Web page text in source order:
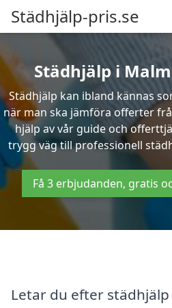
Städhjälp-pris.se
Städhjälp i
Städhjälp kan ibland kännas
när man ska jämföra offerter
hjälp av vår guide och
trygg väg till professionell
Få 3 erbjudanden, gratis
Letar du efter